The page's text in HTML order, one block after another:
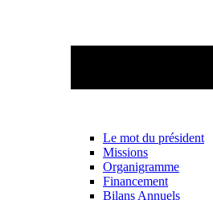
Le mot du président
Missions
Organigramme
Financement
Bilans Annuels